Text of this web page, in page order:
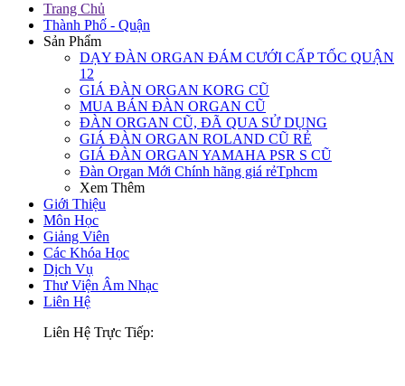
Trang Chủ
Thành Phố - Quận
Sản Phẩm
DẠY ĐÀN ORGAN ĐÁM CƯỚI CẤP TỐC QUẬN
12
GIÁ ĐÀN ORGAN KORG CŨ
MUA BÁN ĐÀN ORGAN CŨ
ĐÀN ORGAN CŨ, ĐÃ QUA SỬ DỤNG
GIÁ ĐÀN ORGAN ROLAND CŨ RẺ
GIÁ ĐÀN ORGAN YAMAHA PSR S CŨ
Đàn Organ Mới Chính hãng giá rẻTphcm
Xem Thêm
Giới Thiệu
Môn Học
Giảng Viên
Các Khóa Học
Dịch Vụ
Thư Viện Âm Nhạc
Liên Hệ
Liên Hệ Trực Tiếp: